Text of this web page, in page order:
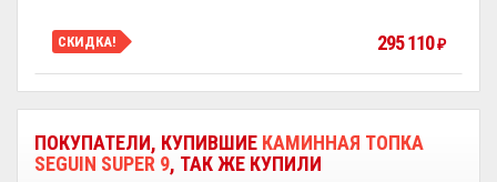
СКИДКА! 295 110 ₽
ПОКУПАТЕЛИ, КУПИВШИЕ КАМИННАЯ ТОПКА
SEGUIN SUPER 9, ТАК ЖЕ КУПИЛИ